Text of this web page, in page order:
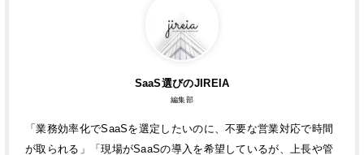
SaaS選びのJIREIA
編集部
「業務効率化でSaaSを選定したいのに、不要な営業対応で時間
が取られる」「現場がSaaSの導入を希望しているが、上長や管